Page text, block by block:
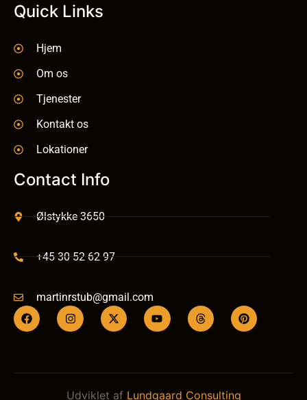
Quick Links
Hjem
Om os
Tjenester
Kontakt os
Lokationer
Contact Info
Ølstykke 3650
+45 30 52 62 97
martinrstub@gmail.com
Udviklet af Lundgaard Consulting